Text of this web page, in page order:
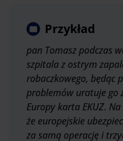
Przykład
pan Tomasz podczas
szpitala z ostrym
robaczkowego, będąc
problemów uratuje go
Europy karta EKUZ.
że europejskie
za samą operację i